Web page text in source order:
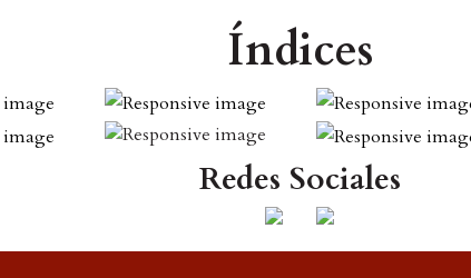
Índices
Redes Sociales